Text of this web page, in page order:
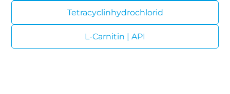
Tetracyclinhydrochlorid
L-Carnitin | API